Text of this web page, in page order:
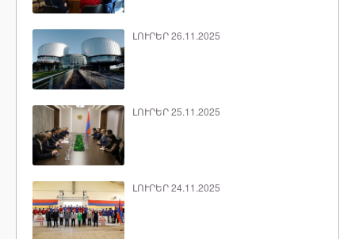
ԼՈՒՐԵՐ 26.11.2025
ԼՈՒՐԵՐ 25.11.2025
ԼՈՒՐԵՐ 24.11.2025